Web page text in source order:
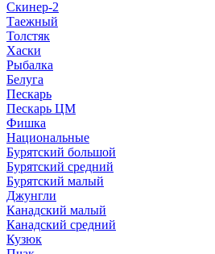
Скинер-2
Таежный
Толстяк
Хаски
Рыбалка
Белуга
Пескарь
Пескарь ЦМ
Фишка
Национальные
Бурятский большой
Бурятский средний
Бурятский малый
Джунгли
Канадский малый
Канадский средний
Кузюк